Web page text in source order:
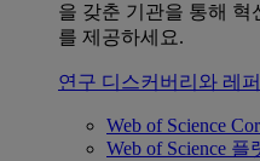
을 갖춘 기관을 통해
를 제공하세요.
연구 디스커버리와 레
Web of Science
Web of Science 플